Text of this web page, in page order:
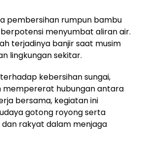
pembersihan rumpun bambu
menyumbat aliran air.
terjadinya banjir saat musim
lingkungan sekitar.
kebersihan sungai,
mempererat hubungan antara
bersama, kegiatan ini
gotong royong serta
rakyat dalam menjaga